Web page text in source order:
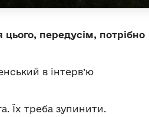
передусім, потрібно
в інтерв’ю
Їх треба зупинити.